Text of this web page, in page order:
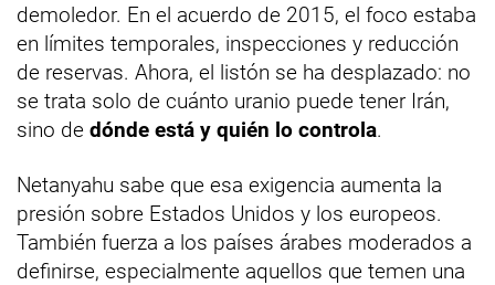
demoledor. En el acuerdo de 2015, el foco estaba
en límites temporales, inspecciones y reducción
de reservas. Ahora, el listón se ha desplazado: no
se trata solo de cuánto uranio puede tener Irán,
sino de dónde está y quién lo controla.
Netanyahu sabe que esa exigencia aumenta la
presión sobre Estados Unidos y los europeos.
También fuerza a los países árabes moderados a
definirse, especialmente aquellos que temen una